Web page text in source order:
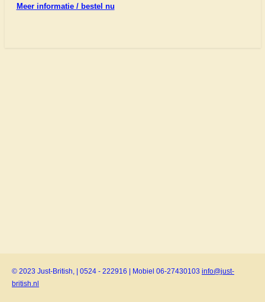
Meer informatie / bestel nu
© 2023 Just-British, | 0524 - 222916 | Mobiel 06-27430103 info@just-
british.nl